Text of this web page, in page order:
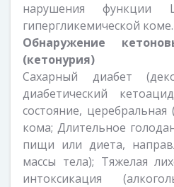
нарушения
гипергликемической коме.
Обнаружение
(кетонурия)
Сахарный диабет
диабетический
состояние, церебральная
кома; Длительное
пищи или диета,
массы тела); Тяжелая
интоксикация